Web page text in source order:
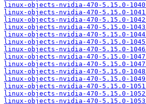
linux-objects-nvidia-470-5.15.0-
linux-objects-nvidia-470-5.15.0-
linux-objects-nvidia-470-5.15.0-
linux-objects-nvidia-470-5.15.0-
linux-objects-nvidia-470-5.15.0-
linux-objects-nvidia-470-5.15.0-
linux-objects-nvidia-470-5.15.0-
linux-objects-nvidia-470-5.15.0-
linux-objects-nvidia-470-5.15.0-
linux-objects-nvidia-470-5.15.0-
linux-objects-nvidia-470-5.15.0-
linux-objects-nvidia-470-5.15.0-
linux-objects-nvidia-470-5.15.0-
linux-objects-nvidia-470-5.15.0-